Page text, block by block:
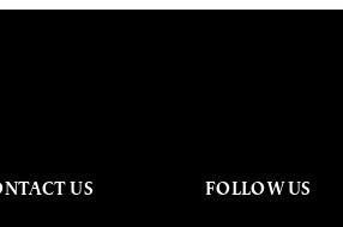
US FOLLOW US